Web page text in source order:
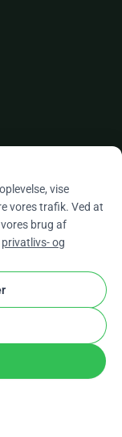
vise
vores trafik. Ved at
brug af
privatlivs- og